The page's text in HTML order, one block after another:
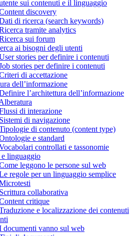
sui contenuti e il linguaggio
discovery
di ricerca (search keywords)
tramite analytics
sui forum
ai bisogni degli utenti
stories per definire i contenuti
stories per definire i contenuti
di accettazione
dell’informazione
l’architettura dell’informazione
di interazione
di navigazione
di contenuto (content type)
e standard
controllati e tassonomie
linguaggio
leggono le persone sul web
regole per un linguaggio semplice
collaborativa
critique
e localizzazione dei contenuti
documenti vanno sul web